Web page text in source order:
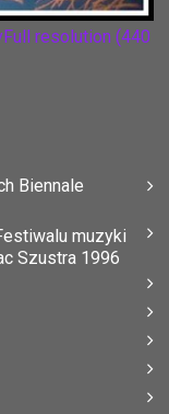
Full resolution (440
Biennale
muzyki
Szustra 1996